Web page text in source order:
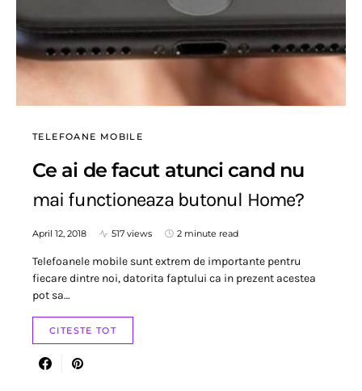
TELEFOANE MOBILE
Ce ai de facut atunci cand nu
mai functioneaza butonul Home?
April 12, 2018 517 views 2 minute read
Telefoanele mobile sunt extrem de importante pentru
fiecare dintre noi, datorita faptului ca in prezent acestea
pot sa…
CITESTE TOT